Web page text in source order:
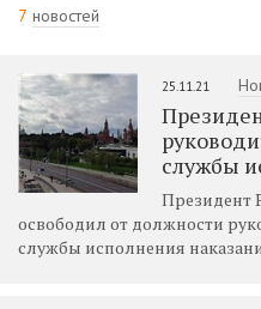
7 новостей
25.11.21
службы
Президент
освободил от должности
службы исполнения